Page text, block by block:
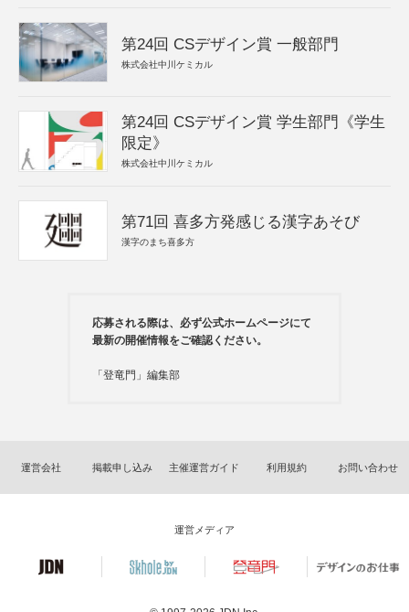
第24回 CSデザイン賞 一般部門
株式会社中川ケミカル
第24回 CSデザイン賞 学生部門《学生
限定》
株式会社中川ケミカル
第71回 喜多方発感じる漢字あそび
漢字のまち喜多方
応募される際は、必ず公式ホームページにて
最新の開催情報をご確認ください。
「登竜門」編集部
運営会社 掲載申し込み 主催運営ガイド 利用規約 お問い合わせ
運営メディア